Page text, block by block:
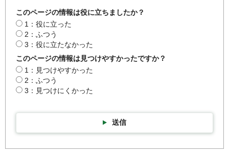
このページの情報は役に立ちましたか？
1：役に立った
2：ふつう
3：役に立たなかった
このページの情報は見つけやすかったですか？
1：見つけやすかった
2：ふつう
3：見つけにくかった
送信